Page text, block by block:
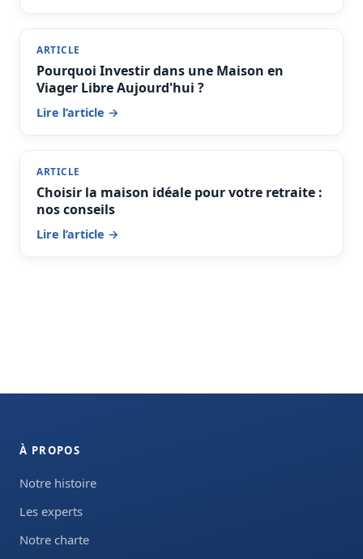
ARTICLE
Pourquoi Investir dans une Maison en
Viager Libre Aujourd'hui ?
Lire l’article →
ARTICLE
Choisir la maison idéale pour votre retraite :
nos conseils
Lire l’article →
À PROPOS
Notre histoire
Les experts
Notre charte